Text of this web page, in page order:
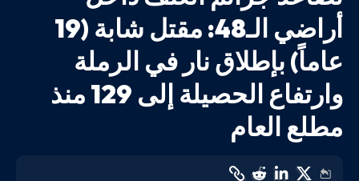
أراضي الـ48: مقتل شابة (19
عاماً) بإطلاق نار في الرملة
وارتفاع الحصيلة إلى 129 منذ
مطلع العام